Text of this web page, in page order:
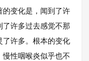
变化是，闻到了许
许多过去感觉不那
许多。根本的变化
性咽喉炎似乎也不